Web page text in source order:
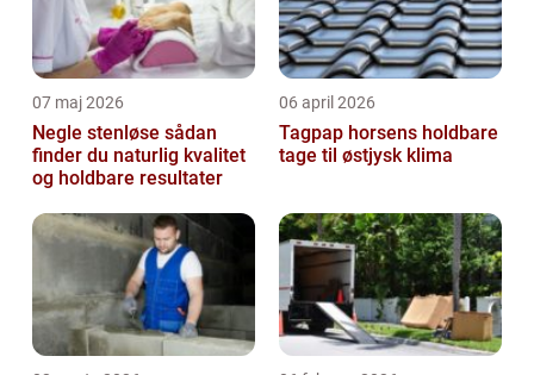
07 maj 2026
Negle stenløse sådan
finder du naturlig kvalitet
og holdbare resultater
06 april 2026
Tagpap horsens holdbare
tage til østjysk klima